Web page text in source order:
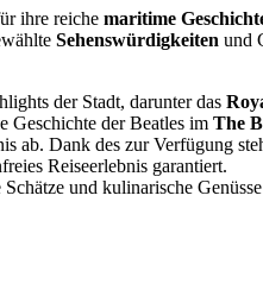
ihre reiche maritime
Sehenswürdigkeiten und
der Stadt, darunter das
Geschichte der Beatles im The
ab. Dank des zur Verfügung
Reiseerlebnis garantiert.
und kulinarische